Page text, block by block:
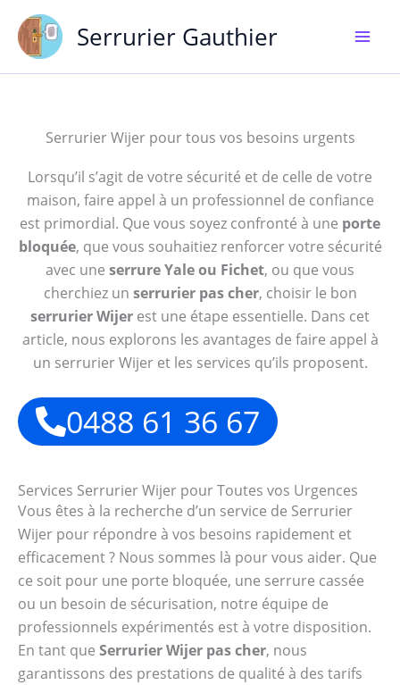
contenu
Serrurier Gauthier
Serrurier Wijer pour tous vos besoins urgents
Lorsqu’il s’agit de votre sécurité et de celle de votre
maison, faire appel à un professionnel de confiance
est primordial. Que vous soyez confronté à une porte
bloquée, que vous souhaitiez renforcer votre sécurité
avec une serrure Yale ou Fichet, ou que vous
cherchiez un serrurier pas cher, choisir le bon
serrurier Wijer est une étape essentielle. Dans cet
article, nous explorons les avantages de faire appel à
un serrurier Wijer et les services qu’ils proposent.
0488 61 36 67
Services Serrurier Wijer pour Toutes vos Urgences
Vous êtes à la recherche d’un service de Serrurier
Wijer pour répondre à vos besoins rapidement et
efficacement ? Nous sommes là pour vous aider. Que
ce soit pour une porte bloquée, une serrure cassée
ou un besoin de sécurisation, notre équipe de
professionnels expérimentés est à votre disposition.
En tant que Serrurier Wijer pas cher, nous
garantissons des prestations de qualité à des tarifs